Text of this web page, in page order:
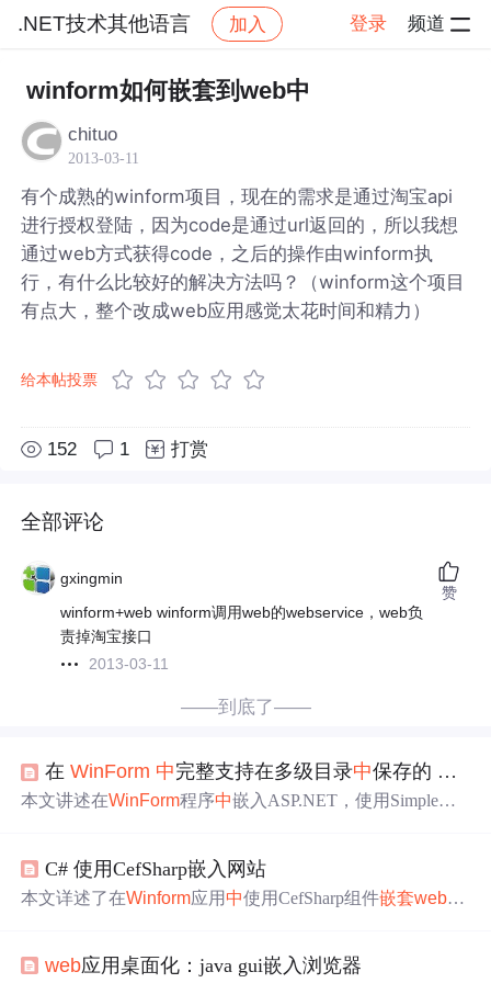
.NET技术其他语言 加入 登录 频道
社区 .NET技术其他语言 帖子详情
winform如何嵌套到web中
chituo
2013-03-11
有个成熟的winform项目，现在的需求是通过淘宝api
进行授权登陆，因为code是通过url返回的，所以我想
通过web方式获得code，之后的操作由winform执
行，有什么比较好的解决方法吗？（winform这个项目
有点大，整个改成web应用感觉太花时间和精力）
给本帖投票
152 1 打赏
全部评论
gxingmin
winform+web winform调用web的webservice，web负
责掉淘宝接口
2013-03-11
赞
——到底了——
在WinForm 中完整支持在多级目录中保存的 ASP.NET
本文讲述在WinForm程序中嵌入ASP.NET，使用SimpleWor
结构和工作流程。指出SimpleWorkerRequest无法处理
目录的原因，可稍作修改以支持多级目录，也可参照Cassi
C# 使用CefSharp嵌入网站
本文详述了在Winform应用 中使用CefSharp组件嵌套web网
web应用桌面化：java gui嵌入浏览器